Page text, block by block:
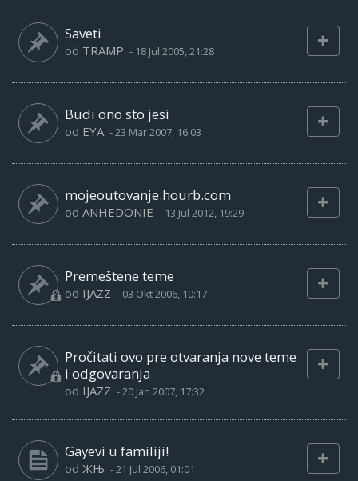
Saveti
od TRAMP - 18 Jul 2005, 21:28
Budi ono sto jesi
od EYA -23 Mar 2007, 16:03
mojeoutovanje.hourb.com
od ANHEDONIE - 13 Jul 2012, 19:29
Premeštene teme
od IJAZZ - 03 Okt 2006, 10:17
Pročitati ovo pre otvaranja nove teme
i odgovaranja
od IJAZZ -20 Jan 2007, 17:32
Gayevi u familiji!
od ЖЊ -21 Jul 2006, 01:01